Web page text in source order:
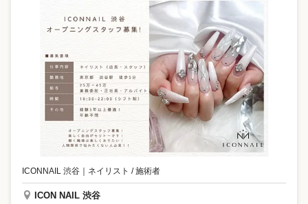
ICONNAIL 渋谷 ｜ ネイリスト / 施術者
ICON NAIL 渋谷